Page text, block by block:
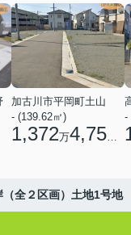
加古川市平岡町土山
- (139.62㎡)
1,372万4,750 円
-
全２区画）土地1号地